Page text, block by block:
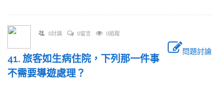
0討論 0留言 0追蹤
問題討論
41. 旅客如生病住院，下列那一件事
不需要導遊處理？